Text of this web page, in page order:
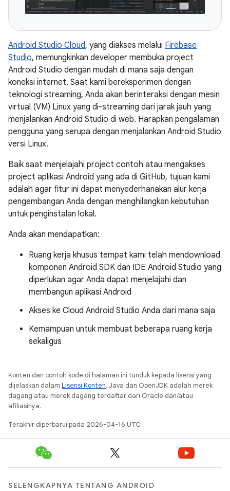
Android Studio Cloud, yang diakses melalui Firebase
Studio, memungkinkan developer membuka project
Android Studio dengan mudah di mana saja dengan
koneksi internet. Saat kami bereksperimen dengan
teknologi streaming, Anda akan berinteraksi dengan mesin
virtual (VM) Linux yang di-streaming dari jarak jauh yang
menjalankan Android Studio di web. Harapkan pengalaman
pengguna yang serupa dengan menjalankan Android Studio
versi Linux.
Baik saat menjelajahi project contoh atau mengakses
project aplikasi Android yang ada di GitHub, tujuan kami
adalah agar fitur ini dapat menyederhanakan alur kerja
pengembangan Anda dengan menghilangkan kebutuhan
untuk penginstalan lokal.
Anda akan mendapatkan:
Ruang kerja khusus tempat kami telah mendownload
komponen Android SDK dan IDE Android Studio yang
diperlukan agar Anda dapat menjelajahi dan
membangun aplikasi Android
Akses ke Cloud Android Studio Anda dari mana saja
Kemampuan untuk membuat beberapa ruang kerja
sekaligus
Konten dan contoh kode di halaman ini tunduk kepada lisensi yang
dijelaskan dalam Lisensi Konten. Java dan OpenJDK adalah merek
dagang atau merek dagang terdaftar dari Oracle dan/atau
afiliasinya.
Terakhir diperbarui pada 2026-04-16 UTC.
SELENGKAPNYA TENTANG ANDROID